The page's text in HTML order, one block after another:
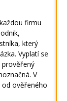
firmu
který
Vyplatí se
V
ověřeného